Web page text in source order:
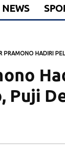
NEWS
PRAMONO HADIRI
Puji